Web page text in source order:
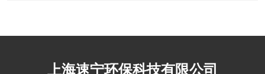
上海速宁环保科技有限公司